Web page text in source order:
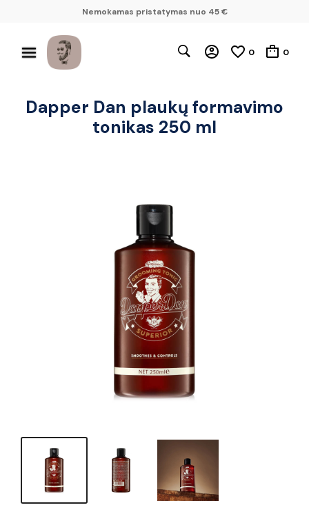
Nemokamas pristatymas nuo 45 €
0 0
Dapper Dan plaukų formavimo
tonikas 250 ml